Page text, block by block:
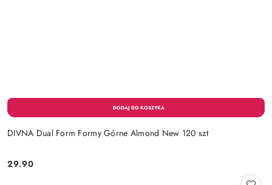
DIVNA Dual Form Formy Górne Almond New 120 szt
Cena:
29.90